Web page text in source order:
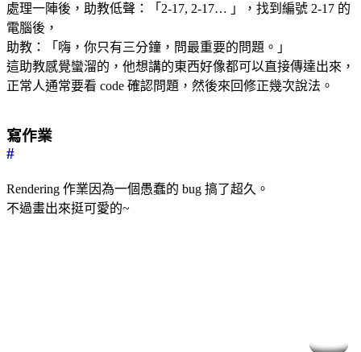
處理一陣後，助教低聲：「2-17, 2-17… 」，找到編號 2-17 的
電腦後，
助教：「嗨，你只有三分鐘，問最重要的問題。」
這助教感覺蠻溜的，他想講的東西好像都可以直接傳達出來，
正常人通常要看 code 確認問題，然後來回修正幾次說法。
寫作業
#
Rendering 作業因為一個愚蠢的 bug 搞了超久。
不過畫出來挺可愛的~